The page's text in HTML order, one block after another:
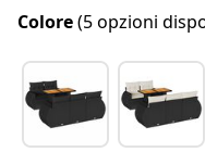
Colore(5 opzioni